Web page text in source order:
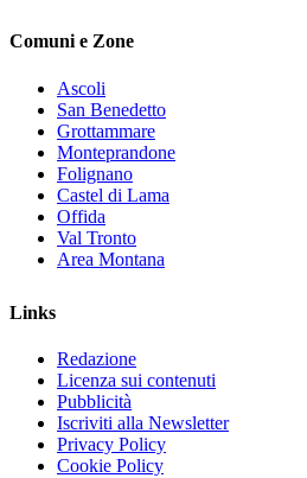
Comuni e Zone
Ascoli
San Benedetto
Grottammare
Monteprandone
Folignano
Castel di Lama
Offida
Val Tronto
Area Montana
Links
Redazione
Licenza sui contenuti
Pubblicità
Iscriviti alla Newsletter
Privacy Policy
Cookie Policy